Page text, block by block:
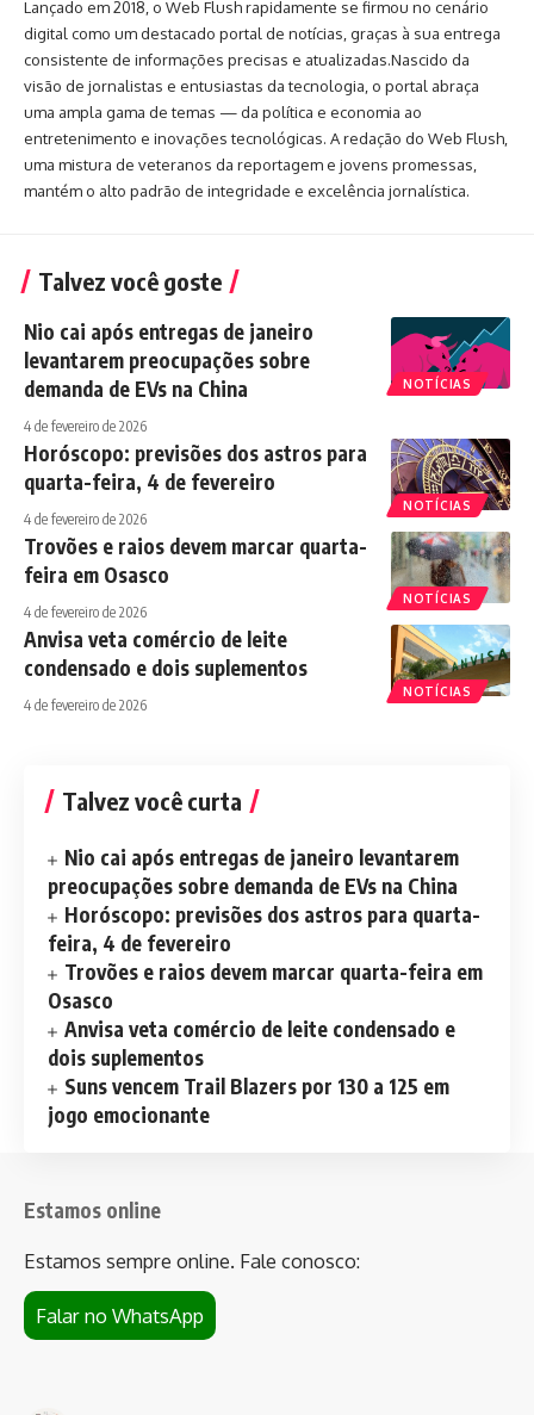
Lançado em 2018, o Web Flush rapidamente se firmou no cenário
digital como um destacado portal de notícias, graças à sua entrega
consistente de informações precisas e atualizadas.Nascido da
visão de jornalistas e entusiastas da tecnologia, o portal abraça
uma ampla gama de temas — da política e economia ao
entretenimento e inovações tecnológicas. A redação do Web Flush,
uma mistura de veteranos da reportagem e jovens promessas,
mantém o alto padrão de integridade e excelência jornalística.
Talvez você goste
NOTÍCIAS
Nio cai após entregas de janeiro
levantarem preocupações sobre
demanda de EVs na China
4 de fevereiro de 2026
NOTÍCIAS
Horóscopo: previsões dos astros para
quarta-feira, 4 de fevereiro
4 de fevereiro de 2026
NOTÍCIAS
Trovões e raios devem marcar quarta-
feira em Osasco
4 de fevereiro de 2026
NOTÍCIAS
Anvisa veta comércio de leite
condensado e dois suplementos
4 de fevereiro de 2026
Talvez você curta
Nio cai após entregas de janeiro levantarem
preocupações sobre demanda de EVs na China
Horóscopo: previsões dos astros para quarta-
feira, 4 de fevereiro
Trovões e raios devem marcar quarta-feira em
Osasco
Anvisa veta comércio de leite condensado e
dois suplementos
Suns vencem Trail Blazers por 130 a 125 em
jogo emocionante
Estamos online
Estamos sempre online. Fale conosco:
Falar no WhatsApp